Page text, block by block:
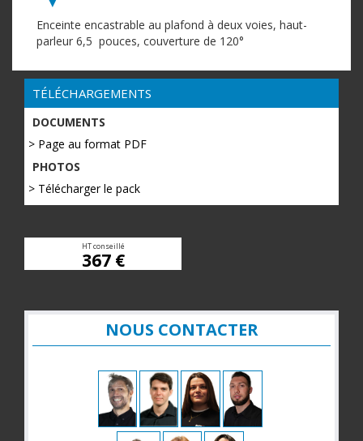
Enceinte encastrable au plafond à deux voies, haut-
parleur 6,5 pouces, couverture de 120°
TÉLÉCHARGEMENTS
DOCUMENTS
> Page au format PDF
PHOTOS
> Télécharger le pack
HT conseillé
367 €
NOUS CONTACTER